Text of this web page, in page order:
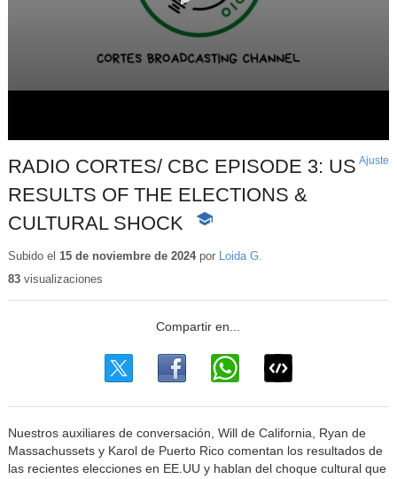
RADIO CORTES/ CBC EPISODE 3: US
RESULTS OF THE ELECTIONS &
CULTURAL SHOCK
-
educativo
Ajuste
Subido el 15 de noviembre de 2024por Loida G.
83visualizaciones
Nuestros auxiliares de conversación, Will de California, Ryan de
Massachussets y Karol de Puerto Rico comentan los resultados de
las recientes elecciones en EE.UU y hablan del choque cultural que